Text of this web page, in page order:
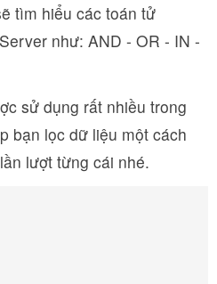
tìm hiểu các toán tử
như: AND - OR - IN -
sử dụng rất nhiều trong
bạn lọc dữ liệu một cách
lượt từng cái nhé.